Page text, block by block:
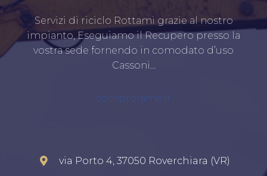
Servizi di riciclo Rottami grazie al nostro
impianto, Eseguiamo il Recupero presso la
vostra sede fornendo in comodato d’uso
Cassoni…
comprorame.it
via Porto 4, 37050 Roverchiara (VR)